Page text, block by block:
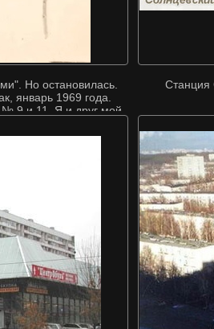
Но остановилась.
январь 1969 года.
9 и 11. Я и друг мой
Станция